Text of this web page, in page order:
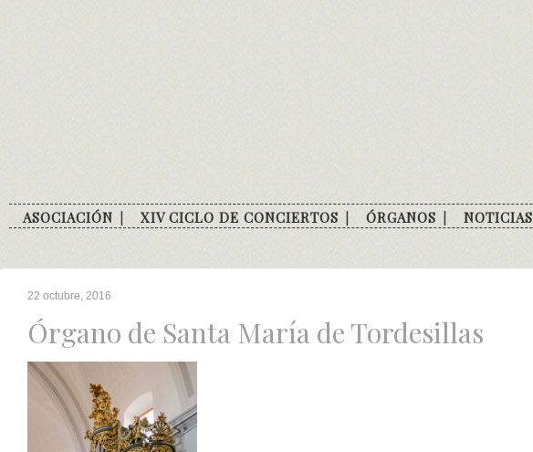
ASOCIACIÓN XIV CICLO DE CONCIERTOS ÓRGANOS NOTICIAS
22 octubre, 2016
Órgano de Santa María de Tordesillas